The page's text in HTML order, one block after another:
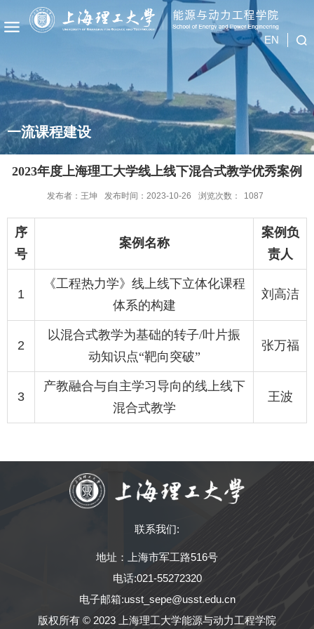
EN
一流课程建设
2023年度上海理工大学线上线下混合式教学优秀案例
发布者：王坤 发布时间：2023-10-26 浏览次数： 1087
序
号
案例名称
案例负
责人
1
《工程热力学》线上线下立体化课程
体系的构建
刘高洁
2
以混合式教学为基础的转子/叶片振
动知识点“靶向突破”
张万福
3
产教融合与自主学习导向的线上线下
混合式教学
王波
联系我们:
地址：上海市军工路516号
电话:021-55272320
电子邮箱:usst_sepe@usst.edu.cn
版权所有 © 2023 上海理工大学能源与动力工程学院